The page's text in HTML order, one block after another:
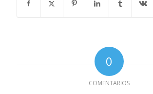
0
COMENTARIOS